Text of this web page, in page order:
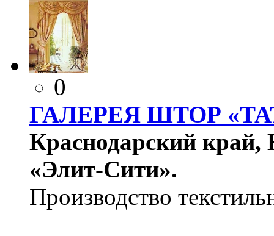
0
ГАЛЕРЕЯ ШТОР
Краснодарский край,
«Элит-Сити».
Производство